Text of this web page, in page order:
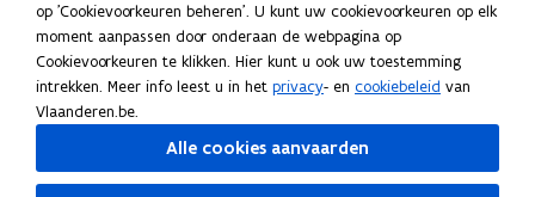
Tips voor duidelijke taal
Bekijk ook
Spellingtests
Boek- en webwijzer
op 'Cookievoorkeuren beheren'. U kunt uw cookievoorkeuren op elk
moment aanpassen door onderaan de webpagina op
Cookievoorkeuren te klikken. Hier kunt u ook uw toestemming
intrekken. Meer info leest u in het privacy- en cookiebeleid van
Vlaanderen.be.
Alle cookies aanvaarden